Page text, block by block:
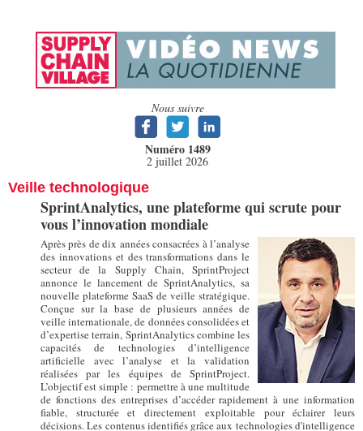
Nous suivre
Numéro 1489
2 juillet 2026
Veille technologique
SprintAnalytics, une plateforme qui scrute pour
vous l’innovation mondiale
Après près de dix années consacrées à l’analyse
des innovations et des transformations dans le
secteur de la Supply Chain, SprintProject
annonce le lancement de SprintAnalytics, sa
nouvelle plateforme SaaS de veille stratégique.
Conçue sur la base de plusieurs années de
veille internationale, de données consolidées et
d’expertise terrain, SprintAnalytics combine les
capacités de technologies d’intelligence
artificielle avec l’analyse et la validation
réalisées par les équipes de SprintProject.
L’objectif est simple : permettre à une multitude
de fonctions des entreprises d’accéder rapidement à une information
fiable, structurée et directement exploitable pour éclairer leurs
décisions. Les contenus identifiés grâce aux technologies d'intelligence